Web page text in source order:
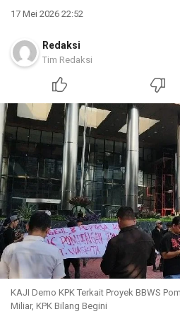
17 Mei 2026 22:52
Redaksi
Tim Redaksi
KAJI Demo KPK Terkait Proyek BBWS
Miliar, KPK Bilang Begini